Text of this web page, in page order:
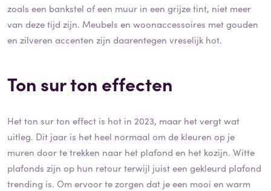
zoals een bankstel of een muur in een grijze tint, niet meer
van deze tijd zijn. Meubels en woonaccessoires met gouden
en zilveren accenten zijn daarentegen vreselijk hot.
Ton sur ton effecten
Het ton sur ton effect is hot in 2023, maar het vergt wat
uitleg. Dit jaar is het heel normaal om de kleuren op je
muren door te trekken naar het plafond en het kozijn. Witte
plafonds zijn op hun retour terwijl juist een gekleurd plafond
trending is. Om ervoor te zorgen dat je een mooi en warm